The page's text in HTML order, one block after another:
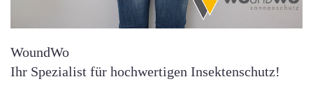
WoundWo
Ihr Spezialist für hochwertigen Insektenschutz!